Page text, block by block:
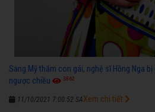
Sang Mỹ thăm con gái, nghệ sĩ Hồng Nga
ngược chiều
3862
11/10/2021 7:00:52 SAXem chi tiết